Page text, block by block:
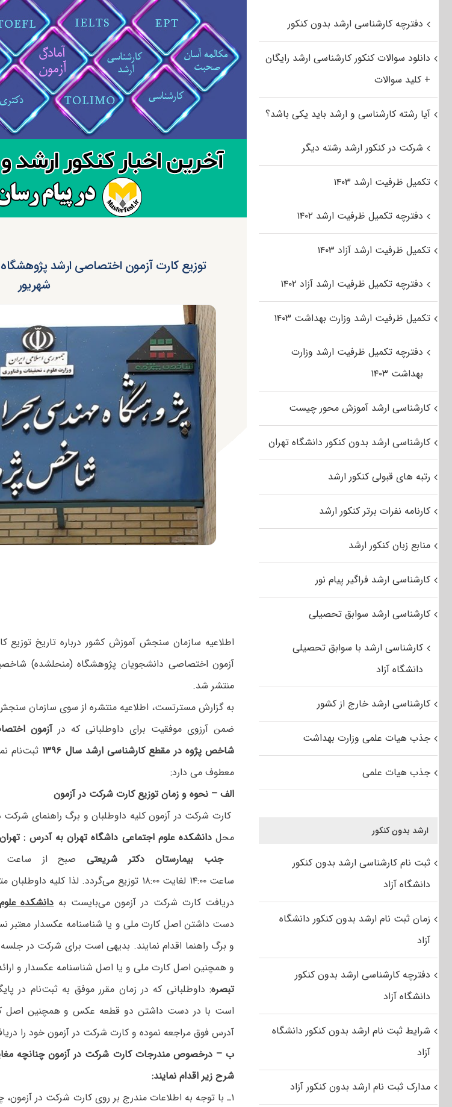
شهریور
اطلاعیه سازمان سنجش آموزش کشور درباره‌ تاریخ توزیع
منتشر شد.
به گزارش مسترتست، اطلاعیه منتشره از سوی سازمان
ضمن آرزوی موفقیت برای داوطلبانی که درآزمون
شاخص پژوه در مقطع کارشناسی ارشد سال ۱۳۹۶
ثبت‌نام
معطوف می دارد:
الف‌ – نحوه‌ و زمان توزیع کارت شرکت در آزمون
محل دانشکده علوم اجتماعی داشگاه تهران به آدرس :
جنب بیمارستان دکتر شریعتی
ساعت ۱۴:۰۰ لغایت ۱۸:۰۰ توزیع می‌گردد. لذا
دریافت کارت شرکت در آزمون می‌بایست بهدانشکده
دست داشتن اصل کارت ملی و یا شناسنامه عکسدار معتبر
و برگ راهنما اقدام نمایند. بدیهی است برای شرکت در
و همچنین اصل کارت ملی و یا اصل شناسنامه عکسدار و
تبصره: داوطلبانی که در زمان مقرر موفق به ثبت‌نام در
است با در دست داشتن دو قطعه عکس و همچنین اصل
آدرس فوق مراجعه نموده و کارت شرکت در آزمون خود را
ب‌ – درخصوص مندرجات کارت شرکت در آزمون چنانچه
شرح زیر اقدام نمایند:
۱ـ با توجه به اطلاعات مندرج بر روی کارت شرکت در آزمون،
دفترچه کارشناسی ارشد بدون کنکور
دانلود سوالات کنکور کارشناسی ارشد رایگان
+ کلید سوالات
آیا رشته کارشناسی و ارشد باید یکی باشد؟
شرکت در کنکور ارشد رشته دیگر
تکمیل ظرفیت ارشد ۱۴۰۳
دفترچه تکمیل ظرفیت ارشد ۱۴۰۲
تکمیل ظرفیت ارشد آزاد ۱۴۰۳
دفترچه تکمیل ظرفیت ارشد آزاد ۱۴۰۲
تکمیل ظرفیت ارشد وزارت بهداشت ۱۴۰۳
دفترچه تکمیل ظرفیت ارشد وزارت
بهداشت ۱۴۰۳
کارشناسی ارشد آموزش محور چیست
کارشناسی ارشد بدون کنکور دانشگاه تهران
رتبه های قبولی کنکور ارشد
کارنامه نفرات برتر کنکور ارشد
منابع زبان کنکور ارشد
کارشناسی ارشد فراگیر پیام نور
کارشناسی ارشد سوابق تحصیلی
کارشناسی ارشد با سوابق تحصیلی
دانشگاه آزاد
کارشناسی ارشد خارج از کشور
جذب هیات علمی وزارت بهداشت
جذب هیات علمی
ارشد بدون کنکور
ثبت نام کارشناسی ارشد بدون کنکور
دانشگاه آزاد
زمان ثبت نام ارشد بدون کنکور دانشگاه
آزاد
دفترچه کارشناسی ارشد بدون کنکور
دانشگاه آزاد
شرایط ثبت نام ارشد بدون کنکور دانشگاه
آزاد
مدارک ثبت نام ارشد بدون کنکور آزاد